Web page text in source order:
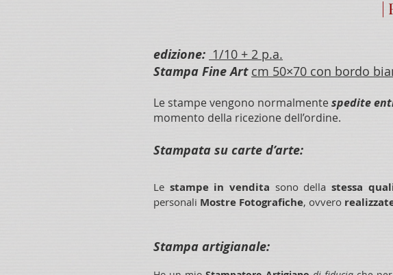
|
edizione: 1/10 + 2 p.a.
Stampa Fine Art cm 50×70 con bordo
Le stampe vengono normalmentespedite
momento della ricezione dell’ordine.
Stampata su carte d’arte:
Le stampe in vendita sono dellastessa
personali Mostre Fotografiche, ovvero
Stampa artigianale: